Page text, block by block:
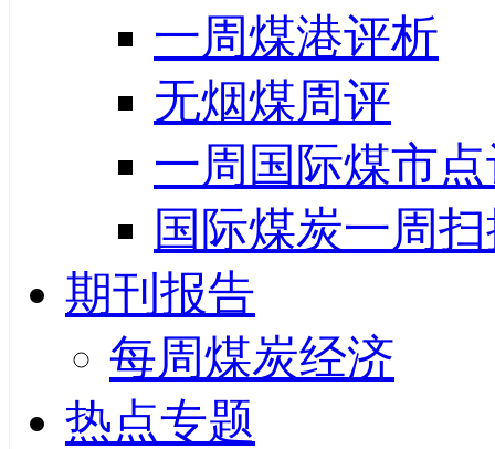
一周煤港评析
无烟煤周评
一周国际煤市
国际煤炭一周
期刊报告
每周煤炭经济
热点专题